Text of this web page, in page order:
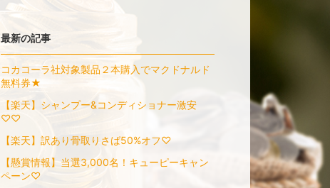
最新の記事
コカコーラ社対象製品２本購入でマクドナルド
無料券★
【楽天】シャンプー&コンディショナー激安
♡♡
【楽天】訳あり骨取りさば50%オフ♡
【懸賞情報】当選3,000名！キューピーキャン
ペーン♡